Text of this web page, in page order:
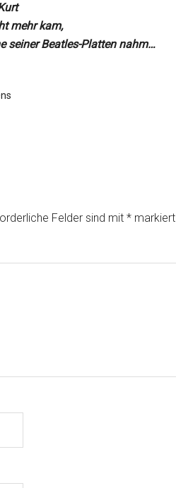
mehr kam,
seiner Beatles-Platten nahm…
Felder sind mit * markiert